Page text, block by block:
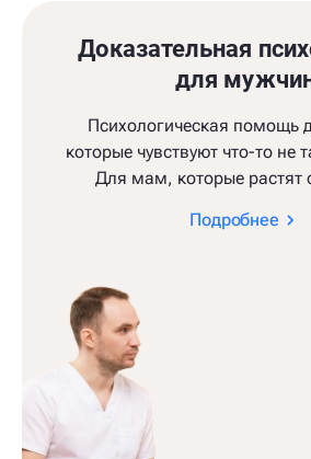
Доказательная
для
Психологическая помощь
которые чувствуют что-то не
Для мам, которые растят
Подробнее